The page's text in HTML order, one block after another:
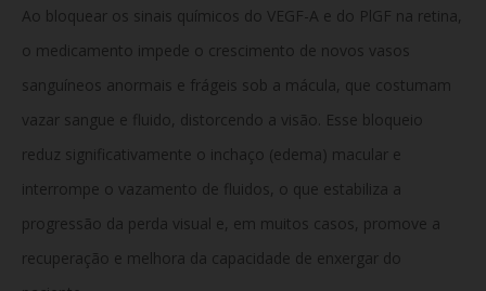
Ao bloquear os sinais químicos do VEGF-A e do PlGF na retina,
o medicamento impede o crescimento de novos vasos
sanguíneos anormais e frágeis sob a mácula, que costumam
vazar sangue e fluido, distorcendo a visão. Esse bloqueio
reduz significativamente o inchaço (edema) macular e
interrompe o vazamento de fluidos, o que estabiliza a
progressão da perda visual e, em muitos casos, promove a
recuperação e melhora da capacidade de enxergar do